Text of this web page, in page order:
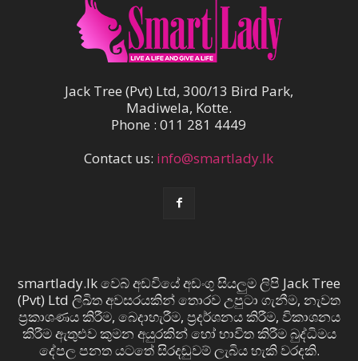
Jack Tree (Pvt) Ltd, 300/13 Bird Park,
Madiwela, Kotte.
Phone : 011 281 4449
Contact us: info@smartlady.lk
smartlady.lk වෙබ් අඩවියේ අඩංගු සියලුම ලිපි Jack Tree
(Pvt) Ltd ලිඛිත අවසරයකින් තොරව උපුටා ගැනීම, නැවත
ප්‍රකාශණය කිරීම, බෙදාහැරීම, ප්‍රදර්ශනය කිරීම, විකාශනය
කිරීම ඇතුළුව කුමන අයුරකින් හෝ භාවිත කිරීම බුද්ධිමය
දේපල පනත යටතේ සිරදඬුවම් ලැබිය හැකි වරදකි.